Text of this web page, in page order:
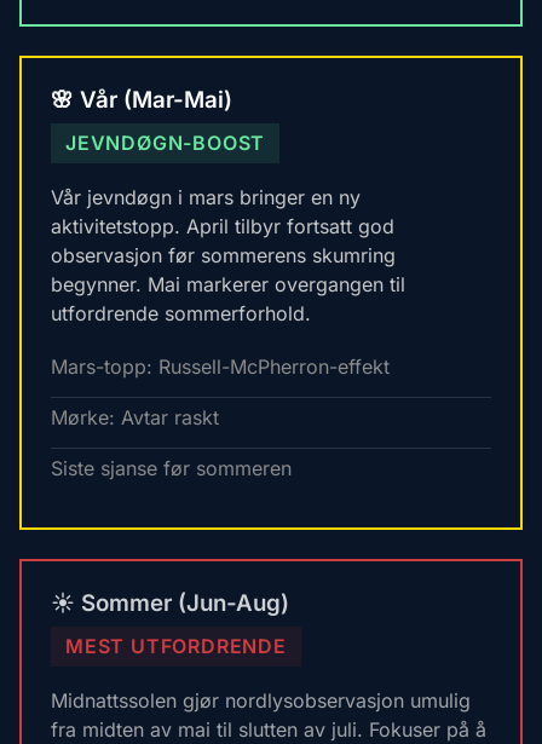
🌸 Vår (Mar-Mai)
JEVNDØGN-BOOST
Vår jevndøgn i mars bringer en ny
aktivitetstopp. April tilbyr fortsatt god
observasjon før sommerens skumring
begynner. Mai markerer overgangen til
utfordrende sommerforhold.
Mars-topp: Russell-McPherron-effekt
Mørke: Avtar raskt
Siste sjanse før sommeren
☀️ Sommer (Jun-Aug)
MEST UTFORDRENDE
Midnattssolen gjør nordlysobservasjon umulig
fra midten av mai til slutten av juli. Fokuser på å